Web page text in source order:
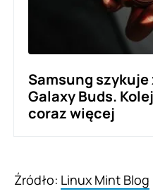
Samsung
Galaxy Buds.
coraz więcej
Źródło: Linux Mint Blog